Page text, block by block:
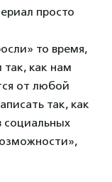
просто
то время,
так, как нам
от любой
так, как
социальных